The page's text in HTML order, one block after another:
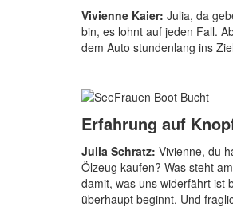
Vivienne Kaier: Julia, da
bin, es lohnt auf jeden Fall.
dem Auto stundenlang ins
Erfahrung auf
Julia Schratz: Vivienne, du
Ölzeug kaufen? Was steht
damit, was uns widerfährt ist
überhaupt beginnt. Und